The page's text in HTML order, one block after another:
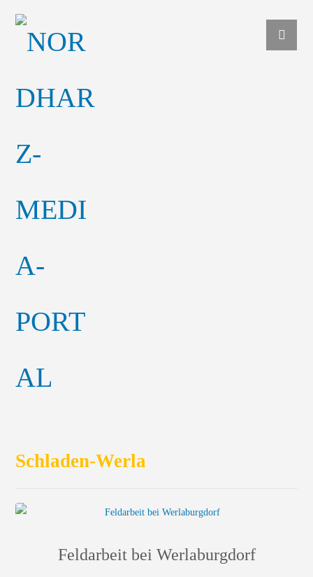
Schladen-Werla
Feldarbeit bei Werlaburgdorf